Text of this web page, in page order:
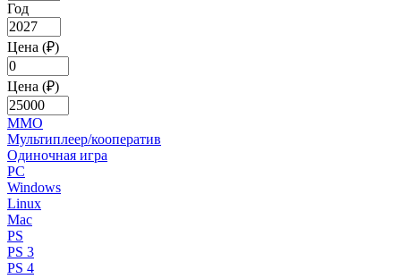
Год
Цена (₽)
Цена (₽)
MMO
Мультиплеер/кооператив
Одиночная игра
PC
Windows
Linux
Mac
PS
PS 3
PS 4